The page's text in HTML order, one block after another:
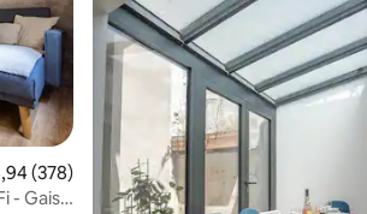
vērtējums: 4,94 no 5, atsauksmju skaits:
(378)
- Gaisa